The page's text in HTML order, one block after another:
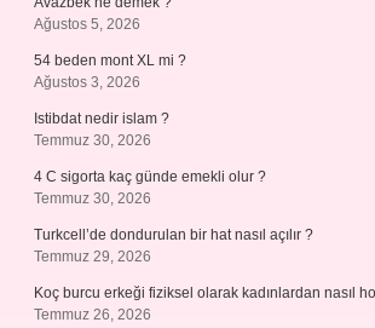
Ağustos 5, 2026
54 beden mont XL mi ?
Ağustos 3, 2026
Istibdat nedir islam ?
Temmuz 30, 2026
4 C sigorta kaç günde emekli olur ?
Temmuz 30, 2026
Turkcell’de dondurulan bir hat nasıl açılır ?
Temmuz 29, 2026
Koç burcu erkeği fiziksel olarak kadınlardan nasıl
Temmuz 26, 2026